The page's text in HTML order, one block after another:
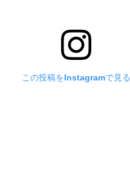
この投稿をInstagramで見る